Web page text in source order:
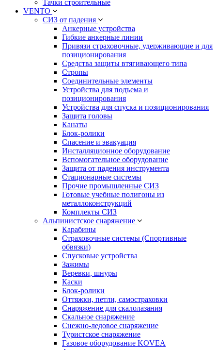
Тачки строительные
VENTO
СИЗ от падения
Анкерные устройства
Гибкие анкерные линии
Привязи страховочные, удерживающие и для
позиционирования
Средства защиты втягивающего типа
Стропы
Соединительные элементы
Устройства для подъема и
позиционирования
Устройства для спуска и позиционирования
Защита головы
Канаты
Блок-ролики
Спасение и эвакуация
Инсталляционное оборудование
Вспомогательное оборудование
Защита от падения инструмента
Стационарные системы
Прочие промышленные СИЗ
Готовые учебные полигоны из
металлоконструкций
Комплекты СИЗ
Альпинистское снаряжение
Карабины
Страховочные системы (Спортивные
обвязки)
Спусковые устройства
Зажимы
Веревки, шнуры
Каски
Блок-ролики
Оттяжки, петли, самостраховки
Снаряжение для скалолазания
Скальное снаряжение
Снежно-ледовое снаряжение
Туристское снаряжение
Газовое оборудование KOVEA